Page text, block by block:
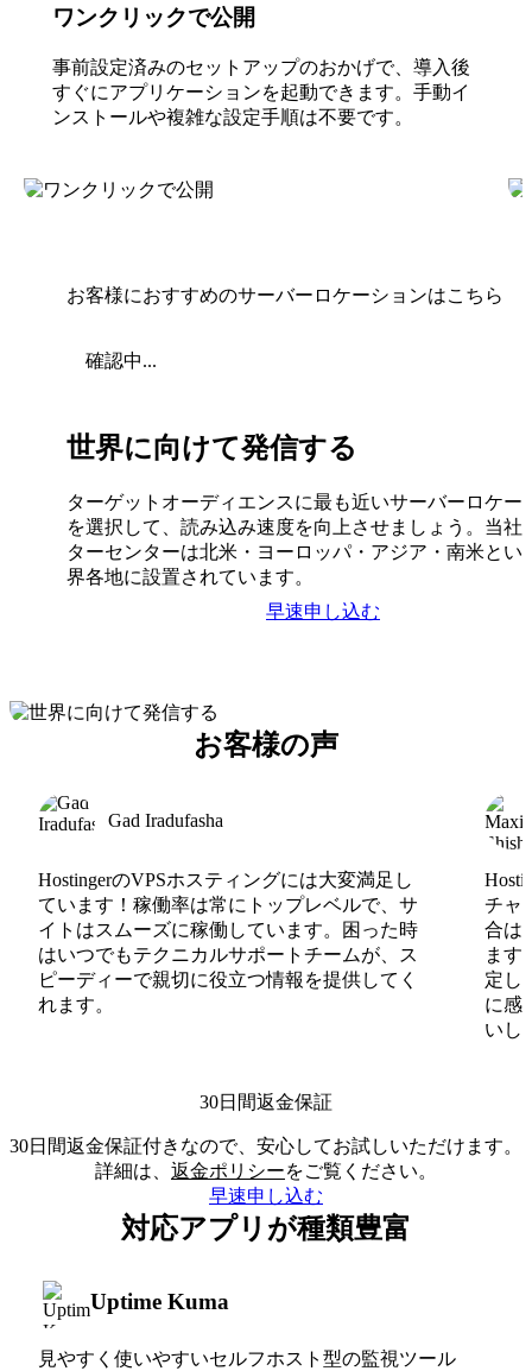
ワンクリックで公開
事前設定済みのセットアップのおかげで、導入後
すぐにアプリケーションを起動できます。手動イ
ンストールや複雑な設定手順は不要です。
お客様におすすめのサーバーロケーションはこちら
確認中...
世界に向けて発信する
ターゲットオーディエンスに最も近いサーバーロケー
を選択して、読み込み速度を向上させましょう。当社
ターセンターは北米・ヨーロッパ・アジア・南米とい
界各地に設置されています。
早速申し込む
お客様の声
Gad Iradufasha
HostingerのVPSホスティングには大変満足し
ています！稼働率は常にトップレベルで、サ
イトはスムーズに稼働しています。困った時
はいつでもテクニカルサポートチームが、ス
ピーディーで親切に役立つ情報を提供してく
れます。
チャ
合は
ます
定し
に感
いし
30日間返金保証
30日間返金保証付きなので、安心してお試しいただけます。
詳細は、 返金ポリシーをご覧ください。
早速申し込む
対応アプリが種類豊富
Uptime Kuma
見やすく使いやすいセルフホスト型の監視ツール